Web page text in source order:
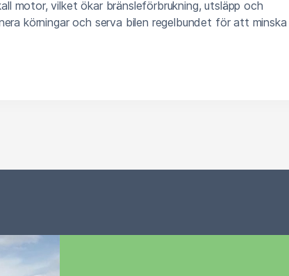
motor, vilket ökar bränsleförbrukning, utsläpp och
körningar och serva bilen regelbundet för att minska